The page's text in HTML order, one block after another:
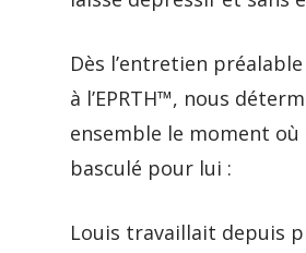
Dès l’entretien
à l’EPRTH™, nous
ensemble le moment
basculé pour lui :
Louis travaillait depuis